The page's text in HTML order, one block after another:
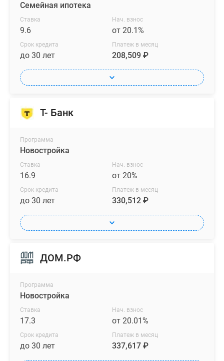
Семейная ипотека
Ставка
9.6
Нач. взнос
от 20.1%
Срок кредита
до 30 лет
Платеж в месяц
208,509 ₽
Т- Банк
Программа
Новостройка
Ставка
16.9
Нач. взнос
от 20%
Срок кредита
до 30 лет
Платеж в месяц
330,512 ₽
ДОМ.РФ
Программа
Новостройка
Ставка
17.3
Нач. взнос
от 20.01%
Срок кредита
до 30 лет
Платеж в месяц
337,617 ₽